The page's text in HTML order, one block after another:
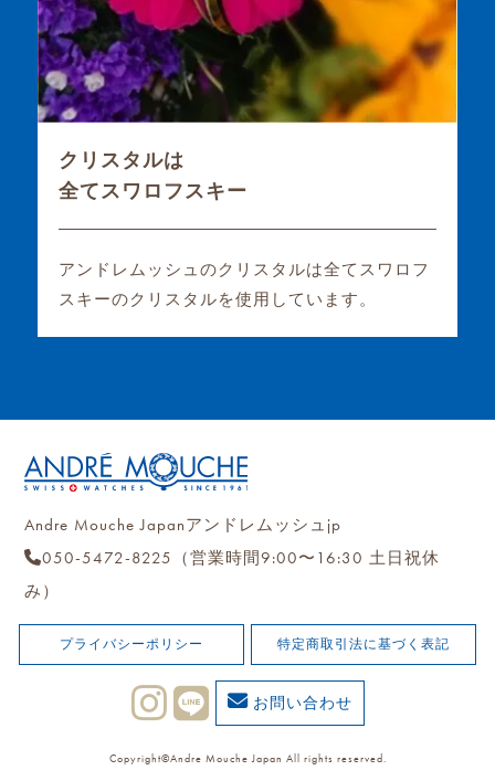
クリスタルは
全てスワロフスキー
アンドレムッシュのクリスタルは全てスワロフ
スキーのクリスタルを使用しています。
Andre Mouche Japanアンドレムッシュjp
050-5472-8225（営業時間9:00〜16:30 土日祝休
み）
プライバシーポリシー 特定商取引法に基づく表記
お問い合わせ
Copyright©Andre Mouche Japan All rights reserved.